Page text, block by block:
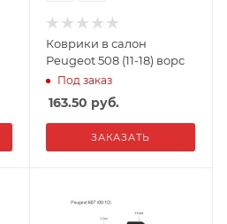
Коврики в салон
Peugeot 508 (11-18) ворс
Под заказ
163.50 руб.
ЗАКАЗАТЬ